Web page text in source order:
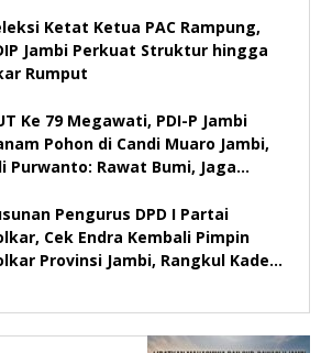
Ketat Ketua PAC Rampung,
Jambi Perkuat Struktur hingga
Rumput
Ke 79 Megawati, PDI-P Jambi
Pohon di Candi Muaro Jambi,
Purwanto: Rawat Bumi, Jaga
Pengurus DPD I Partai
Cek Endra Kembali Pimpin
Provinsi Jambi, Rangkul Kader